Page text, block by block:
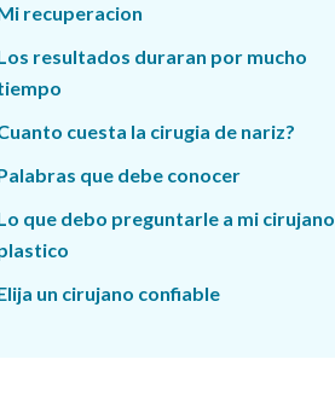
recuperacion
resultados duraran por mucho
cuesta la cirugia de nariz?
que debe conocer
que debo preguntarle a mi cirujano
un cirujano confiable